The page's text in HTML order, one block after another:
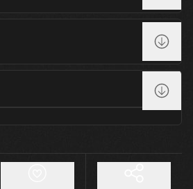
#162 - Groove con Notas Mudas en